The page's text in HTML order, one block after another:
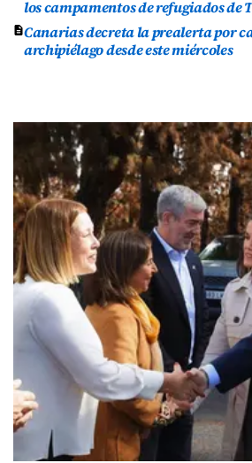
los campamentos de refugiados de
Canarias decreta la prealerta por
archipiélago desde este miércoles